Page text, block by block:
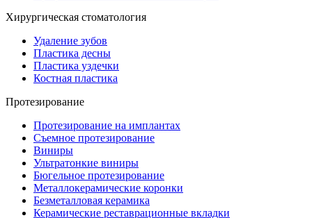
Хирургическая стоматология
Удаление зубов
Пластика десны
Пластика уздечки
Костная пластика
Протезирование
Протезирование на имплантах
Съемное протезирование
Виниры
Ультратонкие виниры
Бюгельное протезирование
Металлокерамические коронки
Безметалловая керамика
Керамические реставрационные вкладки